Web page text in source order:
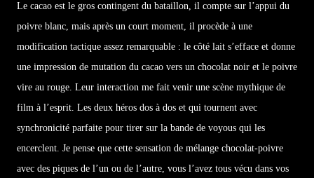
Le cacao est le gros contingent du bataillon, il compte sur l’appui du
poivre blanc, mais après un court moment, il procède à une
modification tactique assez remarquable : le côté lait s’efface et donne
une impression de mutation du cacao vers un chocolat noir et le poivre
vire au rouge. Leur interaction me fait venir une scène mythique de
film à l’esprit. Les deux héros dos à dos et qui tournent avec
synchronicité parfaite pour tirer sur la bande de voyous qui les
encerclent. Je pense que cette sensation de mélange chocolat-poivre
avec des piques de l’un ou de l’autre, vous l’avez tous vécu dans vos